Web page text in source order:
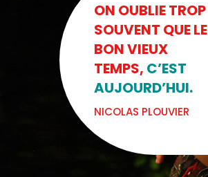
ON OUBLIE TROP
SOUVENT QUE LE
BON VIEUX
TEMPS, C’EST
AUJOURD’HUI.
NICOLAS PLOUVIER